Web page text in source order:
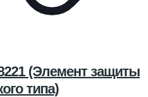
(Элемент защиты
типа)